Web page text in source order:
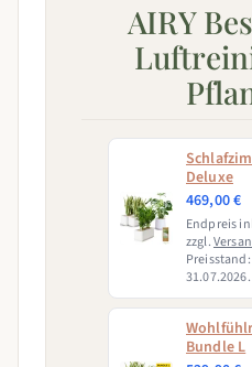
AIRY
Deluxe
469,00 €
Endpreis
zzgl.
Preisstand:
31.07.2026.
Bundle L